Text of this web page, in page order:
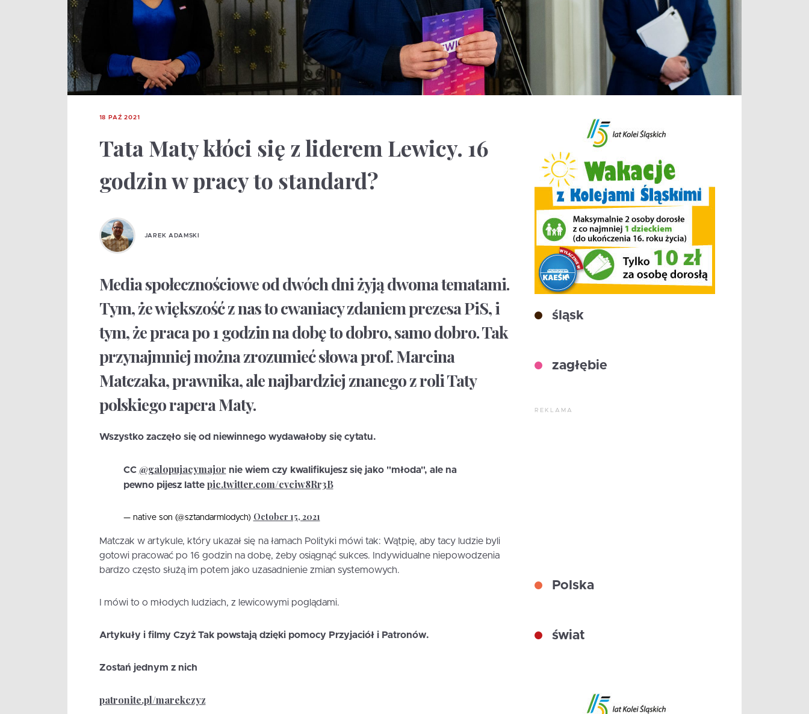
18 PAŹ 2021
Tata Maty kłóci się z liderem Lewicy. 16
godzin w pracy to standard?
JAREK ADAMSKI
Media społecznościowe od dwóch dni żyją dwoma tematami.
Tym, że większość z nas to cwaniacy zdaniem prezesa PiS, i
tym, że praca po 1 godzin na dobę to dobro, samo dobro. Tak
przynajmniej można zrozumieć słowa prof. Marcina
Matczaka, prawnika, ale najbardziej znanego z roli Taty
polskiego rapera Maty.
Wszystko zaczęło się od niewinnego wydawałoby się cytatu.
CC @galopujacymajor nie wiem czy kwalifikujesz się jako "młoda", ale na
pewno pijesz latte pic.twitter.com/cvciw8Rr3B
— native son (@sztandarmlodych) October 15, 2021
Matczak w artykule, który ukazał się na łamach Polityki mówi tak: Wątpię, aby tacy ludzie byli
gotowi pracować po 16 godzin na dobę, żeby osiągnąć sukces. Indywidualne niepowodzenia
bardzo często służą im potem jako uzasadnienie zmian systemowych.
I mówi to o młodych ludziach, z lewicowymi poglądami.
Artykuły i filmy Czyż Tak powstają dzięki pomocy Przyjaciół i Patronów.
Zostań jednym z nich
patronite.pl/marekczyz
śląsk
zagłębie
REKLAMA
Polska
świat